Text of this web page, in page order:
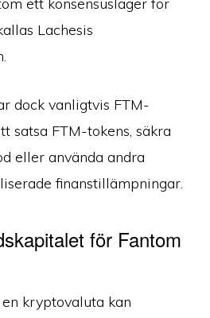
Lachesis
dock vanligtvis FTM-
satsa FTM-tokens, säkra
eller använda andra
finanstillämpningar.
för Fantom
kryptovaluta kan